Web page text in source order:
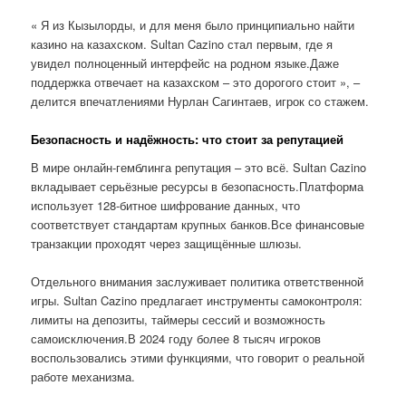
« Я из Кызылорды, и для меня было принципиально найти
казино на казахском. Sultan Cazino стал первым, где я
увидел полноценный интерфейс на родном языке.Даже
поддержка отвечает на казахском – это дорогого стоит », –
делится впечатлениями Нурлан Сагинтаев, игрок со стажем.
Безопасность и надёжность: что стоит за репутацией
В мире онлайн-гемблинга репутация – это всё. Sultan Cazino
вкладывает серьёзные ресурсы в безопасность.Платформа
использует 128-битное шифрование данных, что
соответствует стандартам крупных банков.Все финансовые
транзакции проходят через защищённые шлюзы.
Отдельного внимания заслуживает политика ответственной
игры. Sultan Cazino предлагает инструменты самоконтроля:
лимиты на депозиты, таймеры сессий и возможность
самоисключения.В 2024 году более 8 тысяч игроков
воспользовались этими функциями, что говорит о реальной
работе механизма.